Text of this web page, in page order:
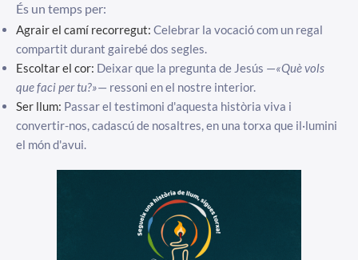
És un temps per:
Agrair el camí recorregut: Celebrar la vocació com un regal
compartit durant gairebé dos segles.
Escoltar el cor: Deixar que la pregunta de Jesús —«Què vols
que faci per tu?»— ressoni en el nostre interior.
Ser llum: Passar el testimoni d'aquesta història viva i
convertir-nos, cadascú de nosaltres, en una torxa que il·lumini
el món d'avui.